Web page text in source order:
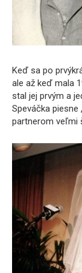
Keď sa po
ale až keď mala
stal jej prvým a
Speváčka piesne
partnerom veľmi